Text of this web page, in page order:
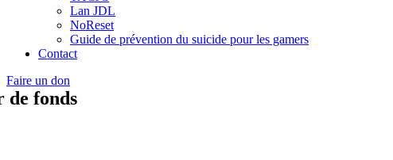
Lan JDL
NoReset
Guide de prévention du suicide pour les gamers
Contact
Faire un don
de fonds